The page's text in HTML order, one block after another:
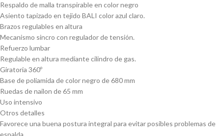
Respaldo de malla transpirable en color negro
Asiento tapizado en tejido BALI color azul claro.
Brazos regulables en altura
Mecanismo sincro con regulador de tensión.
Refuerzo lumbar
Regulable en altura mediante cilindro de gas.
Giratoria 360º
Base de poliamida de color negro de 680 mm
Ruedas de nailon de 65 mm
Uso intensivo
Otros detalles
Favorece una buena postura integral para evitar posibles problemas de
espalda